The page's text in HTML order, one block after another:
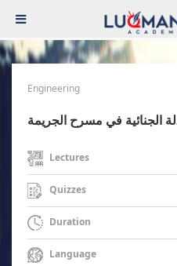
Engineering
الجنائية في مسرح الجريمة
Lectures
Quizzes
Duration
Language